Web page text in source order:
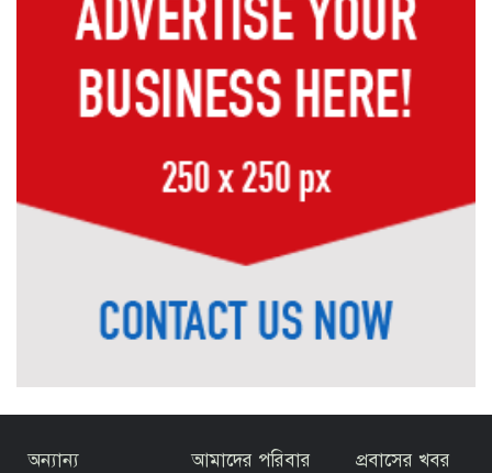
শাড়িতে নিউইয়র্ক মাতালেন মোনালিসা
অন্যান্য
আমাদের পরিবার
প্রবাসের খবর